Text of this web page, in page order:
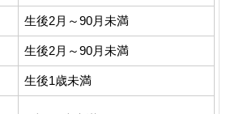
生後2月～90月未満
生後2月～90月未満
生後1歳未満